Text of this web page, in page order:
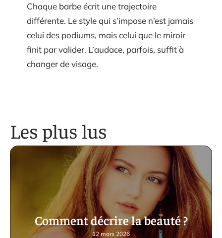
Chaque barbe écrit une trajectoire
différente. Le style qui s’impose n’est jamais
celui des podiums, mais celui que le miroir
finit par valider. L’audace, parfois, suffit à
changer de visage.
Les plus lus
Comment décrire la beauté ?
12 mars 2026